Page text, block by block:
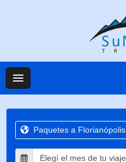
Paquetes a Florianópolis